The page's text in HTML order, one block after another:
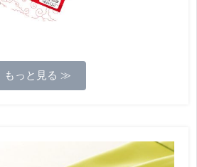
もっと見る ≫